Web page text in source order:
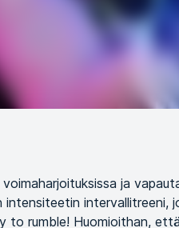
ja
intensiteetin intervallitreeni,
to rumble! Huomioithan,